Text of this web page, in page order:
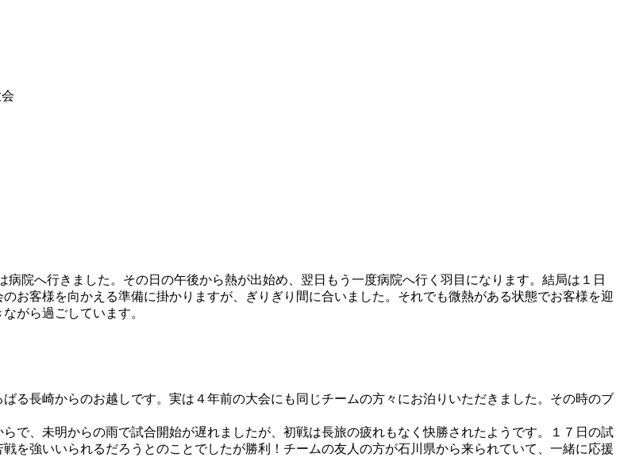
院へ行きました。その日の午後から熱が出始め、翌日もう一度病院へ行く羽目になります。結局は１日
お客様を向かえる準備に掛かりますが、ぎりぎり間に合いました。それでも微熱がある状態でお客様を迎
がら過ごしています。
る長崎からのお越しです。実は４年前の大会にも同じチームの方々にお泊りいただきました。その時のブ
で、未明からの雨で試合開始が遅れましたが、初戦は長旅の疲れもなく快勝されたようです。１７日の試
を強いいられるだろうとのことでしたが勝利！チームの友人の方が石川県から来られていて、一緒に応援